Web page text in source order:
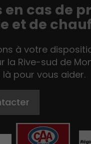
en cas de
et de
à votre
la Rive-sud de
pour vous aider.